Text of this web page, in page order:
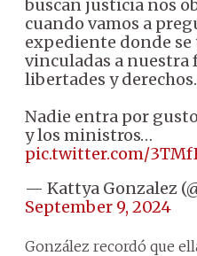
buscan justicia nos
cuando vamos a
expediente donde
vinculadas a nuestra
libertades y derechos.
Nadie entra por
y los ministros…
pic.twitter.com/
— Kattya Gonzalez
September 9, 2024
González recordó que